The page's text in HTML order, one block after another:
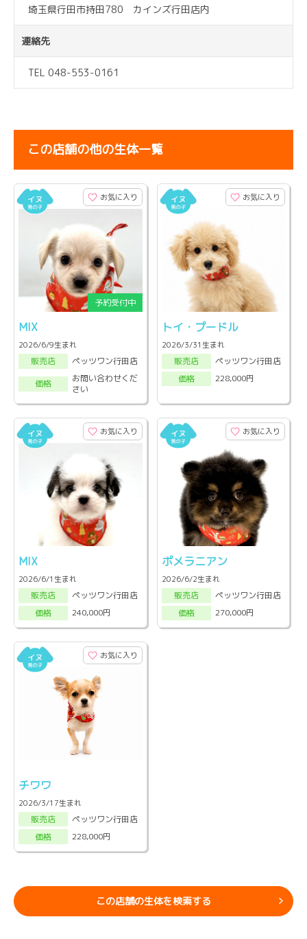
埼玉県行田市持田780 カインズ行田店内
連絡先
TEL 048-553-0161
この店舗の他の生体一覧
お気に入り
MIX
2026/6/9生まれ
販売店
ペッツワン行田店
価格
お問い合わせくだ
さい
お気に入り
トイ・プードル
2026/3/31生まれ
販売店
ペッツワン行田店
価格
228,000円
お気に入り
MIX
2026/6/1生まれ
販売店
ペッツワン行田店
価格
240,000円
お気に入り
ポメラニアン
2026/6/2生まれ
販売店
ペッツワン行田店
価格
270,000円
お気に入り
チワワ
2026/3/17生まれ
販売店
ペッツワン行田店
価格
228,000円
この店舗の生体を検索する